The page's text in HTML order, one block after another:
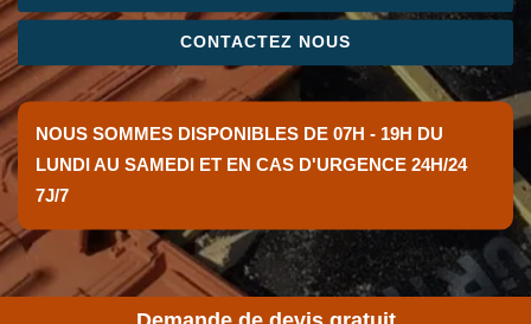
CONTACTEZ NOUS
NOUS SOMMES DISPONIBLES DE 07H - 19H DU
LUNDI AU SAMEDI ET EN CAS D'URGENCE 24H/24
7J/7